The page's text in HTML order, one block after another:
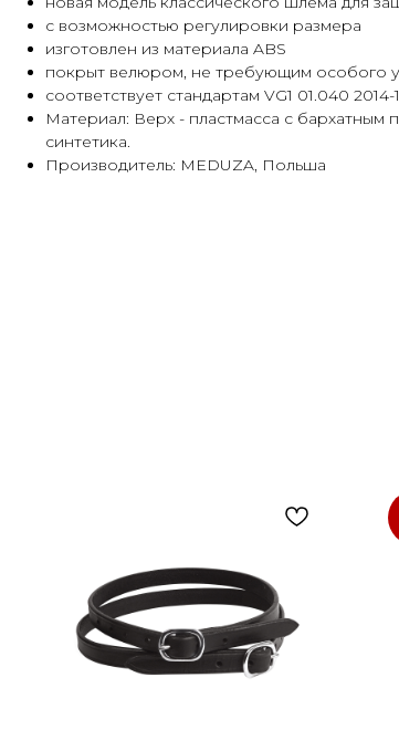
с возможностью регулировки размера
изготовлен из материала ABS
покрыт велюром, не требующим особого
соответствует стандартам VG1 01.040 2014-
Материал: Верх - пластмасса с бархатным
синтетика.
Производитель: MEDUZA, Польша